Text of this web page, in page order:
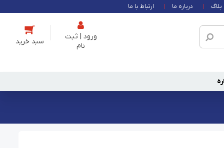
بلاگ درباره ما ارتباط با ما
ورود | ثبت
نام